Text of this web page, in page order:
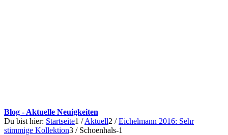
Blog - Aktuelle Neuigkeiten
Du bist hier: Startseite1 / Aktuell2 / Eichelmann 2016: Sehr
stimmige Kollektion3 / Schoenhals-1